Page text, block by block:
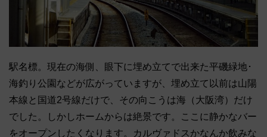
駅名標。現在の海側、眼下に埋め立てで出来た平磯緑地･
海釣り公園などが広がっていますが、埋め立て以前は山陽
本線と国道2号線だけで、その向こうは海（大阪湾）だけ
でした。しかしホームからは絶景です。ここに静かなバー
をオープンしたくなります。カルヴァドスかなんか飲みな